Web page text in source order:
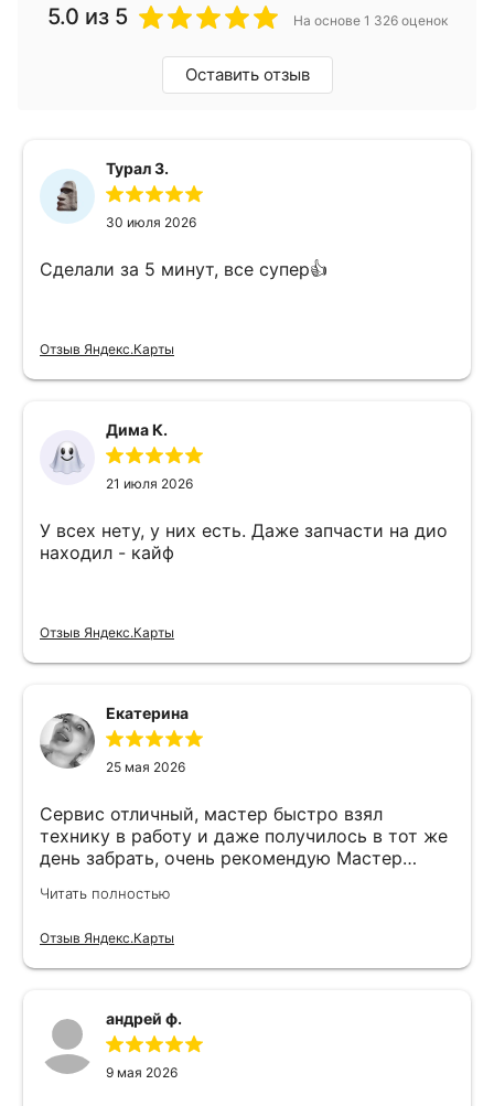
5.0 из 5 На основе 1 326 оценок
Оставить отзыв
Турал З.
30 июля 2026
Сделали за 5 минут, все супер👍
Отзыв Яндекс.Карты
Дима К.
21 июля 2026
У всех нету, у них есть. Даже запчасти на дио
находил - кайф
Отзыв Яндекс.Карты
Екатерина
25 мая 2026
Сервис отличный, мастер быстро взял
технику в работу и даже получилось в тот же
день забрать, очень рекомендую Мастер
Читать полностью
Отзыв Яндекс.Карты
андрей ф.
9 мая 2026